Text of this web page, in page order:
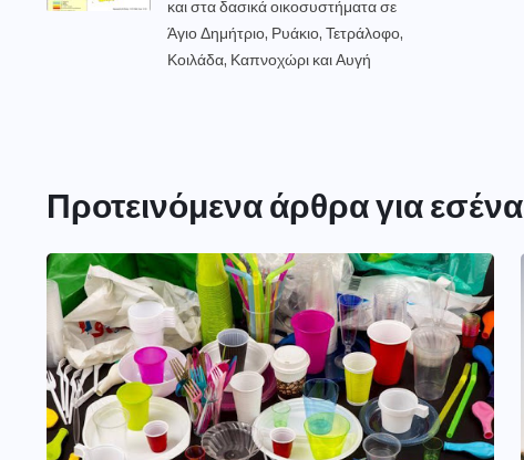
και στα δασικά οικοσυστήματα σε
Άγιο Δημήτριο, Ρυάκιο, Τετράλοφο,
Κοιλάδα, Καπνοχώρι και Αυγή
Προτεινόμενα άρθρα για εσένα